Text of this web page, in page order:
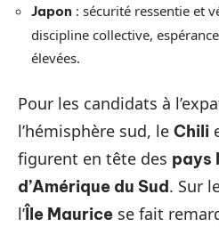
Japon : sécurité ressentie et
discipline collective,
élevées.
Pour les candidats à
l’hémisphère sud, le Chili
figurent en tête des pays
d’Amérique du Sud. Sur
l’Île Maurice se fait